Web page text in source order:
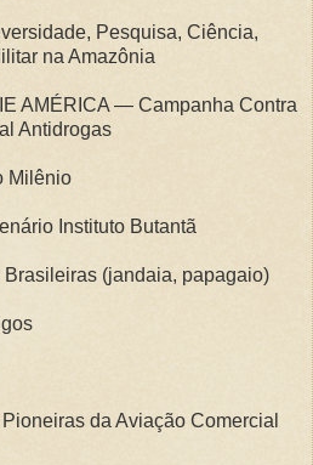
Pesquisa, Ciência,
na Amazônia
AMÉRICA — Campanha Contra
Antidrogas
Milênio
Instituto Butantã
(jandaia, papagaio)
da Aviação Comercial